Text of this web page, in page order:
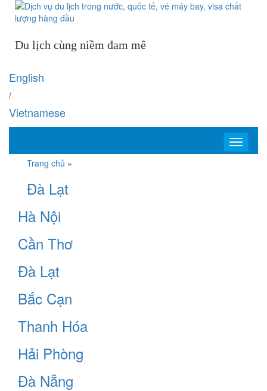
Du lịch cùng niềm đam mê
English
/
Vietnamese
Toggle
Trang chủ »
Đà Lạt
Hà Nội
Cần Thơ
Đà Lạt
Bắc Cạn
Thanh Hóa
Hải Phòng
Đà Nẵng